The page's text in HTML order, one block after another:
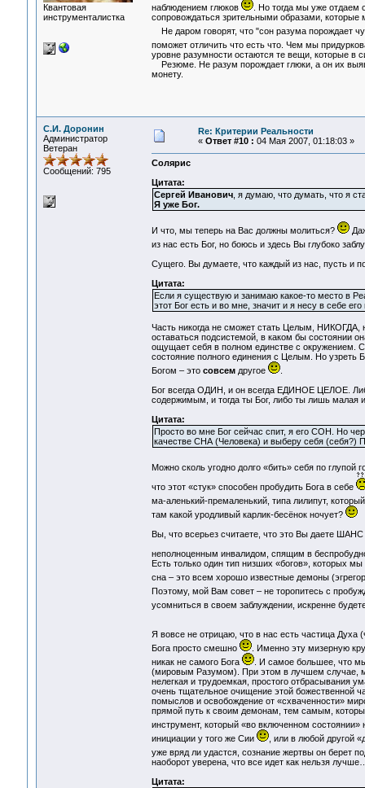
Квантовая
инструменталистка
наблюдением глюков
. Но тогда мы уже отдаем
сопровождаться зрительными образами,
Не даром говорят, что "сон разума порождает
поможет отличить что есть что. Чем мы
уровне разумности остаются те вещи, которые в
Резюме. Не разум порождает глюки, а он их
монету.
С.И. Доронин
Администратор
Ветеран
Сообщений: 795
Re: Критерии Реальности
« Ответ #10 : 04 Мая 2007, 01:18:03 »
Солярис
Цитата:
Сергей Иванович, я думаю, что думать, что я
Я уже Бог.
И что, мы теперь на Вас должны молиться?
из нас есть Бог, но боюсь и здесь Вы глубоко
Сущего. Вы думаете, что каждый из нас, пусть и
Цитата:
Если я существую и занимаю какое-то место в
этот Бог есть и во мне, значит и я несу в себе
Часть никогда не сможет стать Целым, НИКОГДА,
оставаться подсистемой, в каком бы состоянии
ощущает себя в полном единстве с окружением.
состояние полного единения с Целым. Но узреть
Богом – это совсемдругое
.
Бог всегда ОДИН, и он всегда ЕДИНОЕ ЦЕЛОЕ.
содержимым, и тогда ты Бог, либо ты лишь малая
Цитата:
Просто во мне Бог сейчас спит, я его СОН. Но
качестве СНА (Человека) и выберу себя
Можно сколь угодно долго «бить» себя по глупой
что этот «стук» способен пробудить Бога в себе
ма-аленький-премаленький, типа лилипут,
там какой уродливый карлик-бесёнок ночует?
Вы, что всерьез считаете, что это Вы даете
неполноценным инвалидом, спящим в
Есть только один тип низших «богов», которых
сна – это всем хорошо известные демоны
Поэтому, мой Вам совет – не торопитесь с
усомниться в своем заблуждении, искренне
Я вовсе не отрицаю, что в нас есть частица Духа
Бога просто смешно
. Именно эту мизерную
никак не самого Бога
. И самое большее, что мы
(мировым Разумом). При этом в лучшем случае,
нелегкая и трудоемкая, простого отбрасывания
очень тщательное очищение этой божественной
помыслов и освобождение от «схваченности»
прямой путь к своим демонам, тем самым,
инструмент, который «во включенном
инициации у того же Сии
, или в любой другой
уже вряд ли удастся, сознание жертвы он берет
наоборот уверена, что все идет как нельзя
Цитата: